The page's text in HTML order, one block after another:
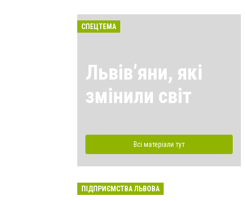
СПЕЦТЕМА
Львівʼяни, які
змінили світ
Всі матеріали тут
ПІДПРИЄМСТВА ЛЬВОВА